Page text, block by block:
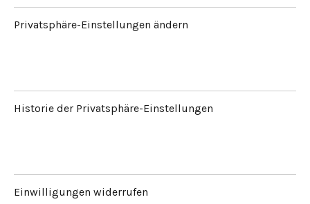
Privatsphäre-Einstellungen ändern
Historie der Privatsphäre-Einstellungen
Einwilligungen widerrufen